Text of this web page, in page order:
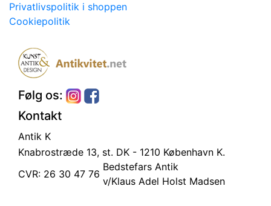
Privatlivspolitik i shoppen
Cookiepolitik
Følg os:
Kontakt
Antik K
Knabrostræde 13, st. DK - 1210 København K.
CVR: 26 30 47 76
Bedstefars Antik
v/Klaus Adel Holst Madsen